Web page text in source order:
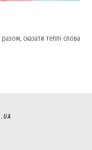
сказати теплі слова